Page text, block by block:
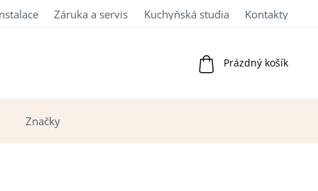
Záruka a servis Kuchyňská studia Kontakty
Nákupní
Prázdný košík
Značky